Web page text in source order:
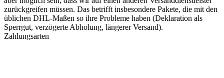
zurückgreifen müssen. Das betrifft insbesondere Pakete, die mit den
üblichen DHL-Maßen so ihre Probleme haben (Deklaration als
Sperrgut, verzögerte Abholung, längerer Versand).
Zahlungsarten